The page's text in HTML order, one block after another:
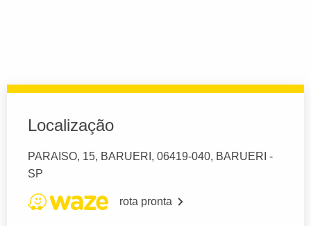
Localização
PARAISO, 15, BARUERI, 06419-040, BARUERI -
SP
rota pronta